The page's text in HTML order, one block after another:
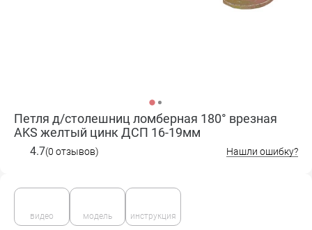
видео модель инструкция
Петля д/столешниц ломберная 180° врезная
AKS желтый цинк ДСП 16-19мм
4.7(0 отзывов) Нашли ошибку?